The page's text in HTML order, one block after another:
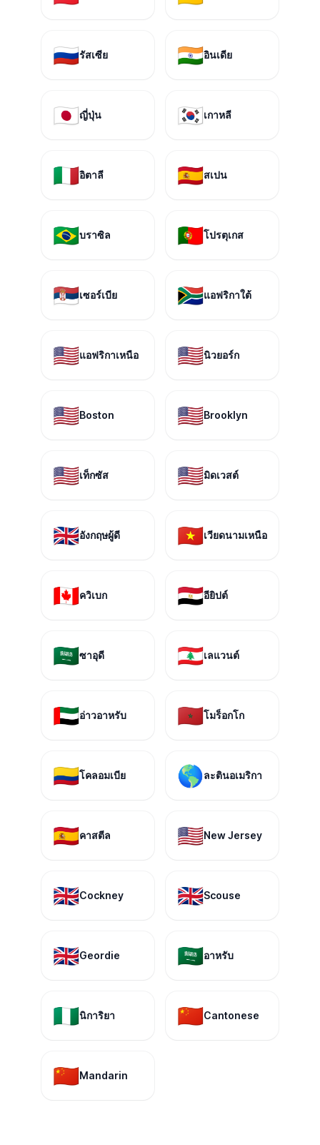
🇷🇺รัสเซีย 🇮🇳อินเดีย
🇯🇵ญี่ปุ่น 🇰🇷เกาหลี
🇮🇹อิตาลี 🇪🇸สเปน
🇧🇷บราซิล 🇵🇹โปรตุเกส
🇷🇸เซอร์เบีย 🇿🇦แอฟริกาใต้
🇺🇸แอฟริกาเหนือ 🇺🇸นิวยอร์ก
🇺🇸Boston 🇺🇸Brooklyn
🇺🇸เท็กซัส 🇺🇸มิดเวสต์
🇬🇧อังกฤษผู้ดี 🇻🇳เวียดนามเหนือ
🇨🇦ควิเบก 🇪🇬อียิปต์
🇸🇦ซาอุดี 🇱🇧เลแวนต์
🇦🇪อ่าวอาหรับ 🇲🇦โมร็อกโก
🇨🇴โคลอมเบีย 🌎ละตินอเมริกา
🇪🇸คาสตีล 🇺🇸New Jersey
🇬🇧Cockney 🇬🇧Scouse
🇬🇧Geordie 🇸🇦อาหรับ
🇳🇬นิการิยา 🇨🇳Cantonese
🇨🇳Mandarin